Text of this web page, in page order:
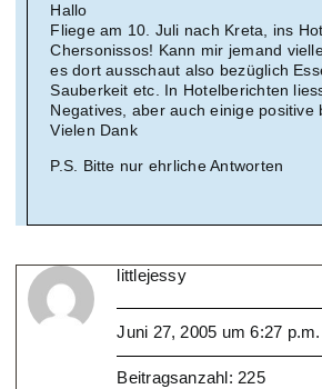
Hallo
Fliege am 10. Juli nach Kreta, ins
Chersonissos! Kann mir jemand
es dort ausschaut also bezüglich
Sauberkeit etc. In Hotelberichten
Negatives, aber auch einige
Vielen Dank
P.S. Bitte nur ehrliche Antworten
littlejessy
Juni 27, 2005 um 6:27
Beitragsanzahl: 225